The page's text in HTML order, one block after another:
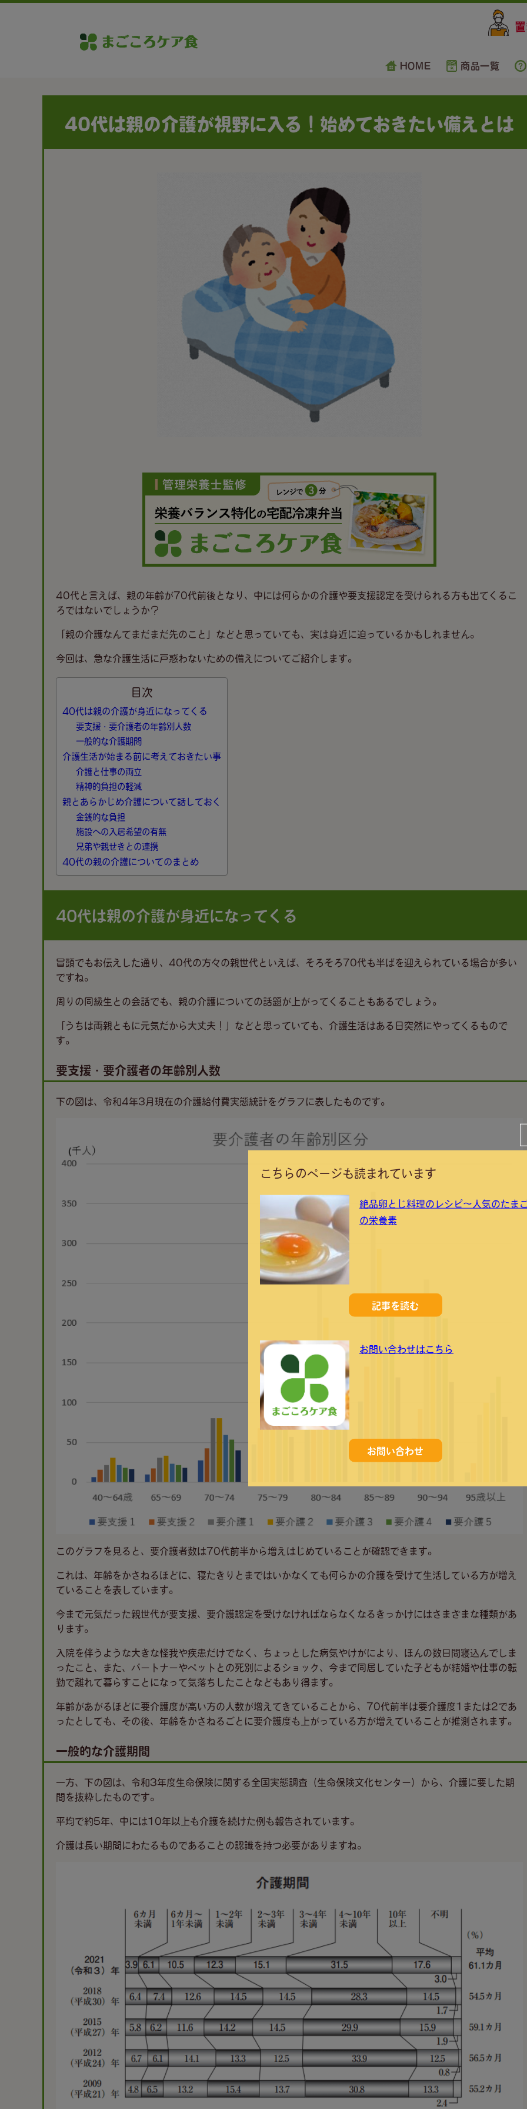
HOME 商品一覧
40代は親の介護が視野に入る！始めておきたい備えとは
40代と言えば、親の年齢が70代前後となり、中には何らかの介護や要支援認定を受けられる方も出てくるこ
ろではないでしょうか？
「親の介護なんてまだまだ先のこと」などと思っていても、実は身近に迫っているかもしれません。
今回は、急な介護生活に戸惑わないための備えについてご紹介します。
目次
40代は親の介護が身近になってくる
要支援・要介護者の年齢別人数
一般的な介護期間
介護生活が始まる前に考えておきたい事
介護と仕事の両立
精神的負担の軽減
親とあらかじめ介護について話しておく
金銭的な負担
施設への入居希望の有無
兄弟や親せきとの連携
40代の親の介護についてのまとめ
40代は親の介護が身近になってくる
冒頭でもお伝えした通り、40代の方々の親世代といえば、そろそろ70代も半ばを迎えられている場合が多い
ですね。
周りの同級生との会話でも、親の介護についての話題が上がってくることもあるでしょう。
「うちは両親ともに元気だから大丈夫！」などと思っていても、介護生活はある日突然にやってくるもので
す。
要支援・要介護者の年齢別人数
下の図は、令和4年3月現在の介護給付費実態統計をグラフに表したものです。
このグラフを見ると、要介護者数は70代前半から増えはじめていることが確認できます。
これは、年齢をかさねるほどに、寝たきりとまではいかなくても何らかの介護を受けて生活している方が増え
ていることを表しています。
今まで元気だった親世代が要支援、要介護認定を受けなければならなくなるきっかけにはさまざまな種類があ
ります。
入院を伴うような大きな怪我や疾患だけでなく、ちょっとした病気やけがにより、ほんの数日間寝込んでしま
ったこと、また、パートナーやペットとの死別によるショック、今まで同居していた子どもが結婚や仕事の転
勤で離れて暮らすことになって気落ちしたことなどもあり得ます。
年齢があがるほどに要介護度が高い方の人数が増えてきていることから、70代前半は要介護度1または2であ
ったとしても、その後、年齢をかさねるごとに要介護度も上がっている方が増えていることが推測されます。
一般的な介護期間
一方、下の図は、令和3年度生命保険に関する全国実態調査（生命保険文化センター）から、介護に要した期
間を抜粋したものです。
平均で約5年、中には10年以上も介護を続けた例も報告されています。
介護は長い期間にわたるものであることの認識を持つ必要がありますね。
こちらのページも読まれています
絶品卵とじ料理のレシピ～人気のたま
の栄養素
記事を読む
お問い合わせはこちら
お問い合わせ